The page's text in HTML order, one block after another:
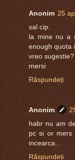
Anonim 25
sal cip.
la mine nu a
enough quota
vreo sugestie?
mersi
Răspundeți
Anonim
habr nu am
pc si or mers
incearca...
Răspundeți